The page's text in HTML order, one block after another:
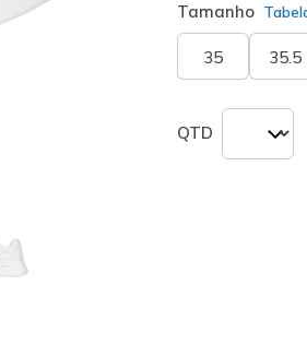
Tamanho
35 35.5
QTD